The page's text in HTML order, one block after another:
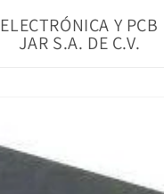
ELECTRÓNICA Y PCB
JAR S.A. DE C.V.